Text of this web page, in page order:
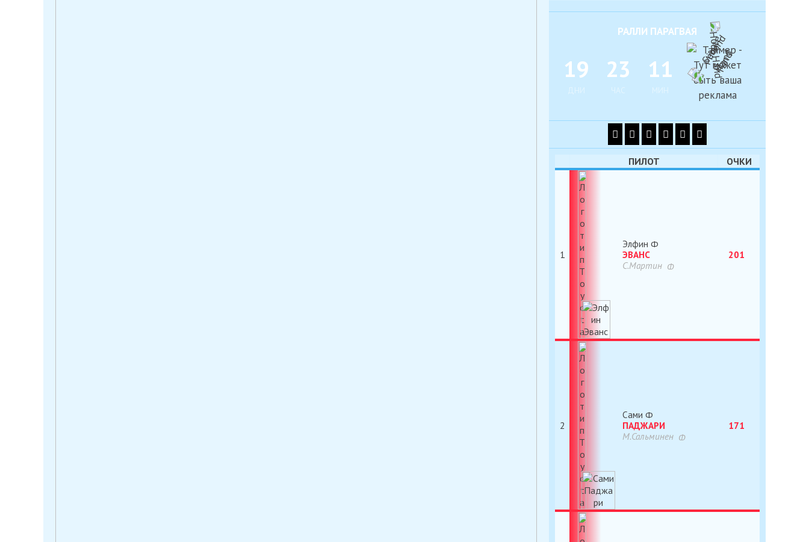
РАЛЛИ ПАРАГВАЯ
19
ДНИ
23
ЧАС
11
МИН
ПИЛОТ ОЧКИ
1
Элфин
ЭВАНС
С.Мартин
201
2
Сами
ПАДЖАРИ
М.Сальминен
171